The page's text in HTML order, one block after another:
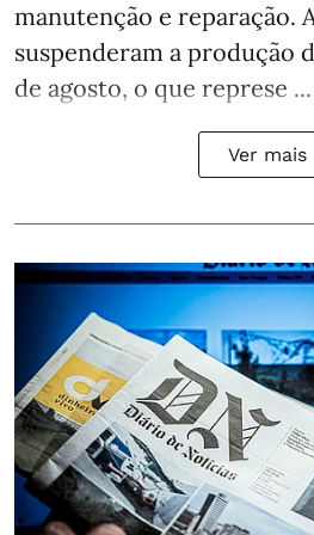
manutenção e reparação.
suspenderam a produção
de agosto, o que represe ...
Ver mais